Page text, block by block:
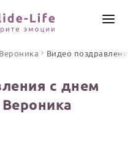
Вероника Видео поздравления
с днем